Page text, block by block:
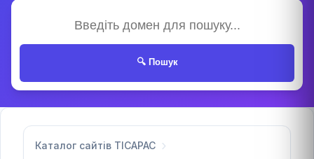
🔍 Пошук
Каталог сайтів TICAPAC